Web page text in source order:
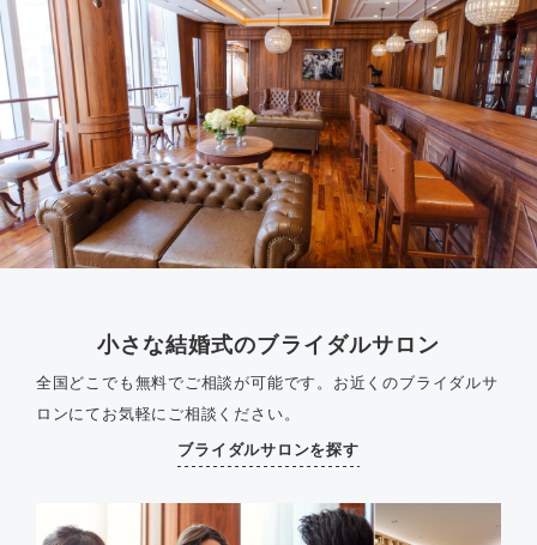
小さな結婚式のブライダルサロン
全国どこでも無料でご相談が可能です。 お近くのブライダルサ
ロンにてお気軽にご相談ください。
ブライダルサロンを探す